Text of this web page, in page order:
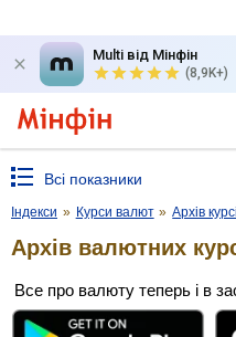
Multi від Мінфін
(8,9K+)
Всі показники
Індекси » Курси валют » Архів
Архів валютних
Все про валюту теперь і в